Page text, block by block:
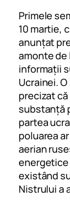
Primele
10 martie,
anunțat
amonte de
informații
Ucrainei.
precizat
substanță
partea
poluarea
aerian
energetice
existând
Nistrului a